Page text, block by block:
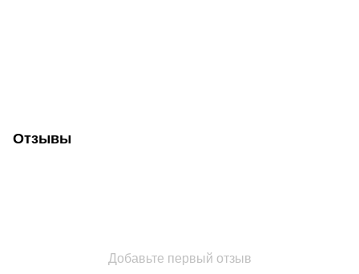
Отзывы
Добавьте первый отзыв